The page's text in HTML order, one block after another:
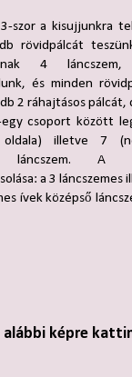
szor a kisujjunkra
rövidpálcát
4
és minden
2 ráhajtásos pálcát,
egy csoport között
oldala) illetve 7
láncszem. A
a 3 láncszemes
ívek középső
képre